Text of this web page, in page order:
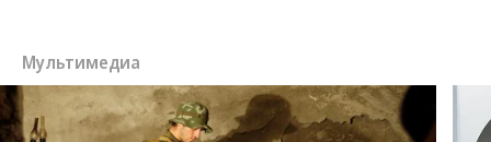
Мультимедиа